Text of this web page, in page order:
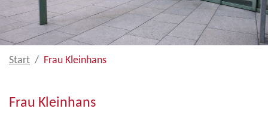
Start Frau Kleinhans
Frau Kleinhans